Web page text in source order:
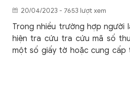
20/04/2023 - 7653 lượt xem
Trong nhiều trường hợp người
hiện tra cứu tra cứu mã số
một số giấy tờ hoặc cung cấp
số thuế TNCN nhanh, đơn